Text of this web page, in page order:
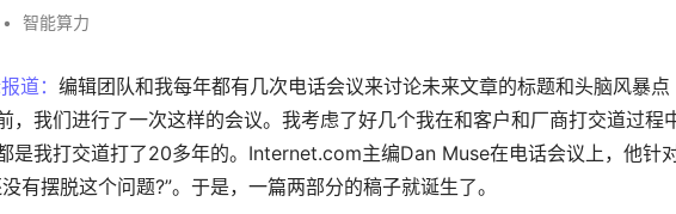
• 智能算力
道： 编辑团队和我每年都有几次电话会议来讨论未来文章的标题和头脑风暴点
，我们进行了一次这样的会议。我考虑了好几个我在和客户和厂商打交道过程
是我打交道打了20多年的。Internet.com主编Dan Muse在电话会议上，他针
有摆脱这个问题?”。于是，一篇两部分的稿子就诞生了。